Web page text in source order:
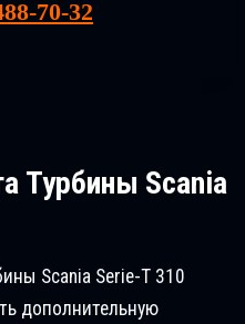
70-32
Турбины Scania
Scania Serie-T 310
дополнительную